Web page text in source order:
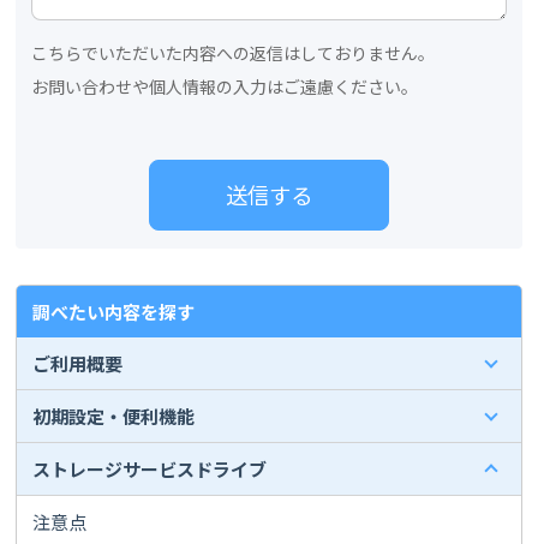
調べたい内容を探す
ご利用概要
初期設定・便利機能
ストレージサービスドライブ
注意点
こちらでいただいた内容への返信はしておりません。
お問い合わせや個人情報の入力はご遠慮ください。